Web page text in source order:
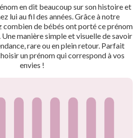
en dit beaucoup sur son histoire et
lui au fil des années. Grâce à notre
combien de bébés ont porté ce prénom
Une manière simple et visuelle de savoir
rare ou en plein retour. Parfait
un prénom qui correspond à vos
envies !